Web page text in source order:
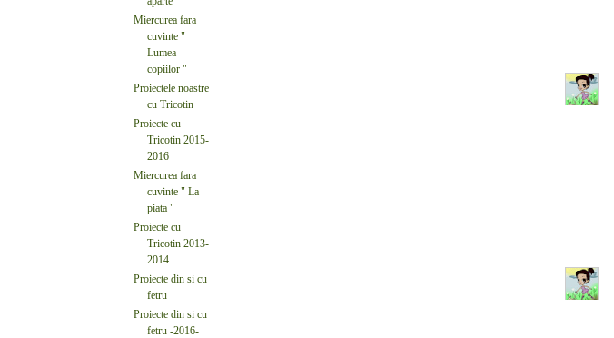
Miercurea fara
cuvinte "
Lumea
copiilor "
Proiectele noastre
cu Tricotin
Proiecte cu
Tricotin 2015-
2016
Miercurea fara
cuvinte " La
piata "
Proiecte cu
Tricotin 2013-
2014
Proiecte din si cu
fetru
Proiecte din si cu
fetru -2016-